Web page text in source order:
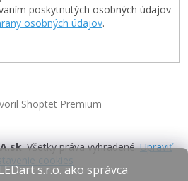
s.r.o. ako správca
poskytnutých osobných údajov
osobných údajov.
Shoptet Premium
. Všetky práva vyhradené.Upraviť